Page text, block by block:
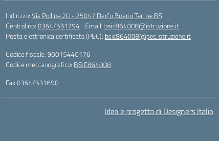
Indirizzo:Via Polline,20 - 25047 Darfo Boario Terme BS
Centralino:0364/531794 Email: bsic864008@istruzione.it
Posta elettronica certificata (PEC): bsic864008@pec.istruzione.it
Codice fiscale: 90015440176
Codice meccanografico: BSIC864008
Fax 0364/531690
Idea e progetto di Designers Italia